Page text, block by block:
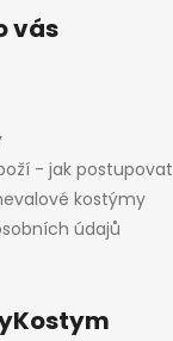
u
vás
- jak postupovat
kostýmy
údajů